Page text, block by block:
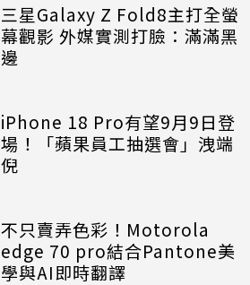
三星Galaxy Z Fold8主打全螢
幕觀影 外媒實測打臉：滿滿黑
邊
iPhone 18 Pro有望9月9日登
場！「蘋果員工抽選會」洩端
倪
不只賣弄色彩！Motorola
edge 70 pro結合Pantone美
學與AI即時翻譯